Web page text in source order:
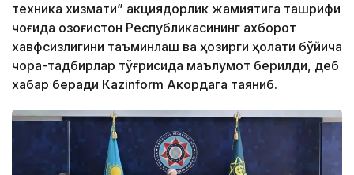
техника хизмати” акциядорлик жамиятига ташрифи
чоғида Қозоғистон Республикасининг ахборот
хавфсизлигини таъминлаш ва ҳозирги ҳолати бўйича
чора-тадбирлар тўғрисида маълумот берилди, деб
хабар беради Каzinform Акордага таяниб.